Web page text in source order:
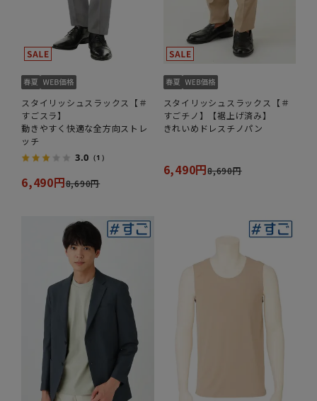
スタイリッシュスラックス【＃
すごスラ】
動きやすく快適な全方向ストレ
ッチ
3.0 （1）
6,490円8,690円
スタイリッシュスラックス【＃
すごチノ】【裾上げ済み】
きれいめドレスチノパン
6,490円8,690円